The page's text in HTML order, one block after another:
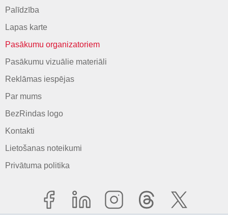
Palīdzība
Lapas karte
Pasākumu organizatoriem
Pasākumu vizuālie materiāli
Reklāmas iespējas
Par mums
BezRindas logo
Kontakti
Lietošanas noteikumi
Privātuma politika